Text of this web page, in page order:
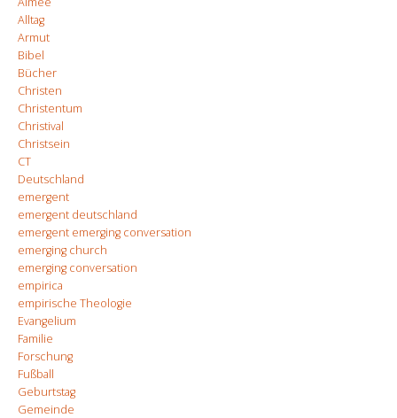
Alltag
Armut
Bibel
Bücher
Christen
Christentum
Christival
Christsein
CT
Deutschland
emergent
emergent deutschland
emergent emerging conversation
emerging church
emerging conversation
empirica
empirische Theologie
Evangelium
Familie
Forschung
Fußball
Geburtstag
Gemeinde